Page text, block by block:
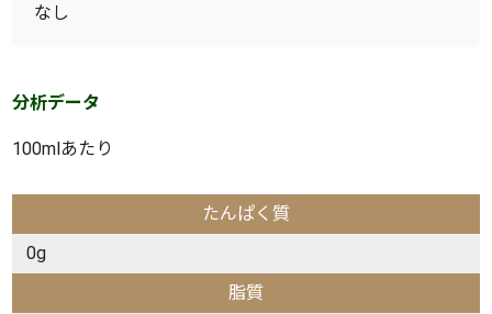
なし
分析データ
100mlあたり
たんぱく質
0g
脂質